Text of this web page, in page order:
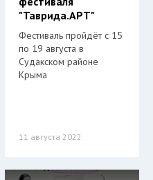
"Таврида.АРТ"
Фестиваль пройдёт с 15
по 19 августа в
Судакском районе
Крыма
11 августа 2022